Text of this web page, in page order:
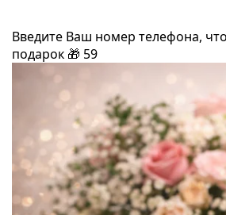
Введите Ваш номер телефона,
подарок 🎁 59